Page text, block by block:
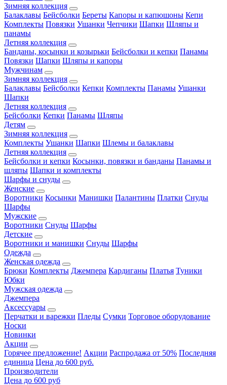
Зимняя коллекция
Балаклавы Бейсболки Береты Капоры и капюшоны Кепи
Комплекты Повязки Ушанки Чепчики Шапки Шляпы и
панамы
Летняя коллекция
Банданы, косынки и козырьки Бейсболки и кепки Панамы
Повязки Шапки Шляпы и капоры
Мужчинам
Зимняя коллекция
Балаклавы Бейсболки Кепки Комплекты Панамы Ушанки
Шапки
Летняя коллекция
Бейсболки Кепки Панамы Шляпы
Детям
Зимняя коллекция
Комплекты Ушанки Шапки Шлемы и балаклавы
Летняя коллекция
Бейсболки и кепки Косынки, повязки и банданы Панамы и
шляпы Шапки и комплекты
Шарфы и снуды
Женские
Воротники Косынки Манишки Палантины Платки Снуды
Шарфы
Мужские
Воротники Снуды Шарфы
Детские
Воротники и манишки Снуды Шарфы
Одежда
Женская одежда
Брюки Комплекты Джемпера Кардиганы Платья Туники
Юбки
Мужская одежда
Джемпера
Аксессуары
Перчатки и варежки Пледы Сумки Торговое оборудование
Носки
Новинки
Акции
Горячее предложение! Акции Распродажа от 50% Последняя
единица Цена до 600 руб.
Производители
Цена до 600 руб